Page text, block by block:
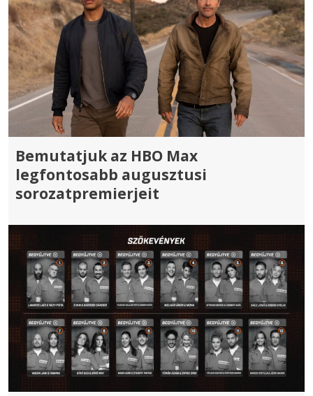
Bemutatjuk az HBO Max
legfontosabb augusztusi
sorozatpremierjeit